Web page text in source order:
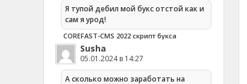
Я тупой дебил мой букс отстой как и
сам я урод!
COREFAST-CMS 2022 скрипт букса
Susha
05.01.2024 в 14:27
А сколько можно заработать на